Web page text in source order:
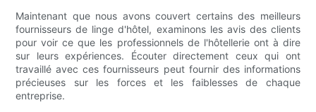
Maintenant que nous avons couvert certains des meilleurs
fournisseurs de linge d'hôtel, examinons les avis des clients
pour voir ce que les professionnels de l'hôtellerie ont à dire
sur leurs expériences. Écouter directement ceux qui ont
travaillé avec ces fournisseurs peut fournir des informations
précieuses sur les forces et les faiblesses de chaque
entreprise.